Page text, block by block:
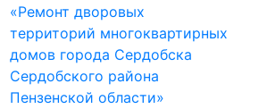
«Ремонт дворовых
территорий многоквартирных
домов города Сердобска
Сердобского района
Пензенской области»